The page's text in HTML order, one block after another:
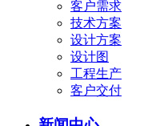
客户需求
技术方案
设计方案
设计图
工程生产
客户交付